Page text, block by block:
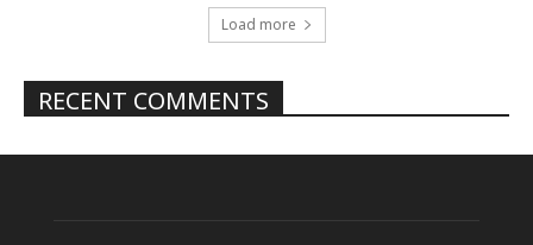
Load more
RECENT COMMENTS